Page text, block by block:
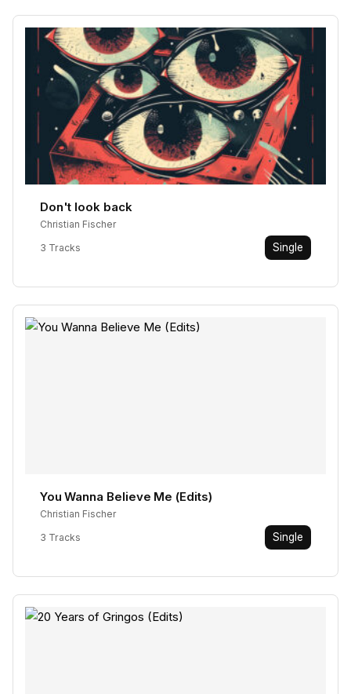
Don't look back
Christian Fischer
3 Tracks
Single
You Wanna Believe Me (Edits)
Christian Fischer
3 Tracks
Single